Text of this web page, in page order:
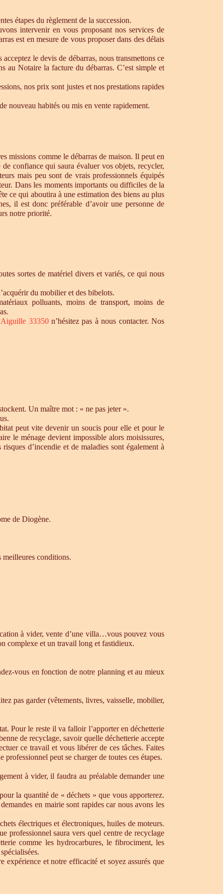
étapes du règlement de la succession.
intervenir en vous proposant nos services de
est en mesure de vous proposer dans des délais
le devis de débarras, nous transmettons ce
au Notaire la facture du débarras. C’est simple et
nos prix sont justes et nos prestations rapides
nouveau habités ou mis en vente rapidement.
missions comme le débarras de maison. Il peut en
confiance qui saura évaluer vos objets, recycler,
mais peu sont de vrais professionnels équipés
Dans les moments importants ou difficiles de la
ce qui aboutira à une estimation des biens au plus
il est donc préférable d’avoir une personne de
notre priorité.
sortes de matériel divers et variés, ce qui nous
du mobilier et des bibelots.
polluants, moins de transport, moins de
33350n’hésitez pas à nous contacter. Nos
Un maître mot : « ne pas jeter ».
peut vite devenir un soucis pour elle et pour le
le ménage devient impossible alors moisissures,
d’incendie et de maladies sont également à
de Diogène.
meilleures conditions.
à vider, vente d’une villa…vous pouvez vous
complexe et un travail long et fastidieux.
vous en fonction de notre planning et au mieux
pas garder (vêtements, livres, vaisselle, mobilier,
Pour le reste il va falloir l’apporter en déchetterie
de recyclage, savoir quelle déchetterie accepte
ce travail et vous libérer de ces tâches. Faites
peut se charger de toutes ces étapes.
à vider, il faudra au préalable demander une
la quantité de « déchets » que vous apporterez.
en mairie sont rapides car nous avons les
électriques et électroniques, huiles de moteurs.
professionnel saura vers quel centre de recyclage
comme les hydrocarbures, le fibrociment, les
expérience et notre efficacité et soyez assurés que